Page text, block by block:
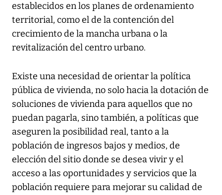
establecidos en los planes de ordenamiento
territorial, como el de la contención del
crecimiento de la mancha urbana o la
revitalización del centro urbano.
Existe una necesidad de orientar la política
pública de vivienda, no solo hacia la dotación de
soluciones de vivienda para aquellos que no
puedan pagarla, sino también, a políticas que
aseguren la posibilidad real, tanto a la
población de ingresos bajos y medios, de
elección del sitio donde se desea vivir y el
acceso a las oportunidades y servicios que la
población requiere para mejorar su calidad de